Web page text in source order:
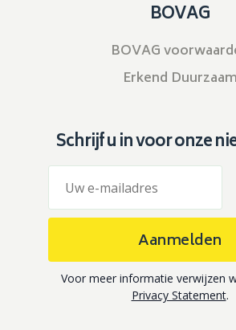
BOVAG
BOVAG
Erkend Duurzaam
Schrijf u in voor onze
Aanmelden
Voor meer informatie verwijzen
Privacy Statement.